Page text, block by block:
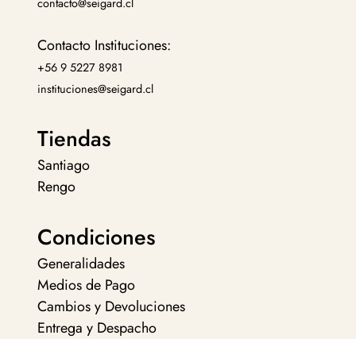
Contacto Instituciones:
+56 9 5227 8981
instituciones@seigard.cl
Tiendas
Santiago
Rengo
Condiciones
Generalidades
Medios de Pago
Cambios y Devoluciones
Entrega y Despacho